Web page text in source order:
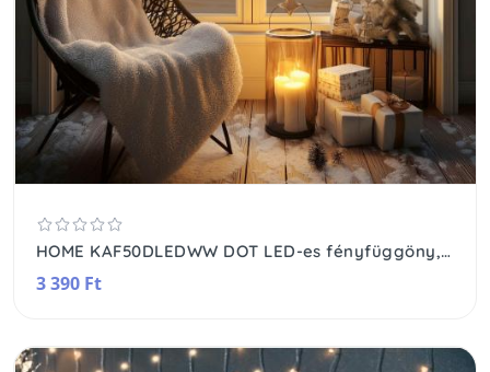
HOME KAF50DLEDWW DOT LED-es fényfüggöny, 50db melegfehér DOT LED, 81cm, állófényű, adapteres tápellátás, beltéri kivitel
3 390 Ft